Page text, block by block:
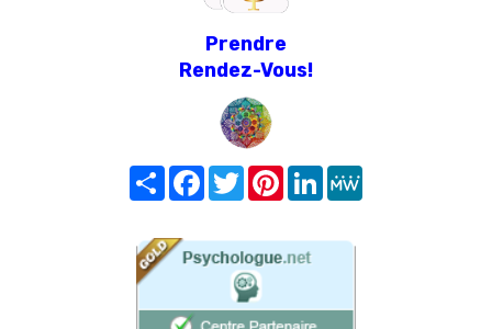
Prendre
Rendez-Vous!
Share FacebookTwitterPinterest
LinkedIn